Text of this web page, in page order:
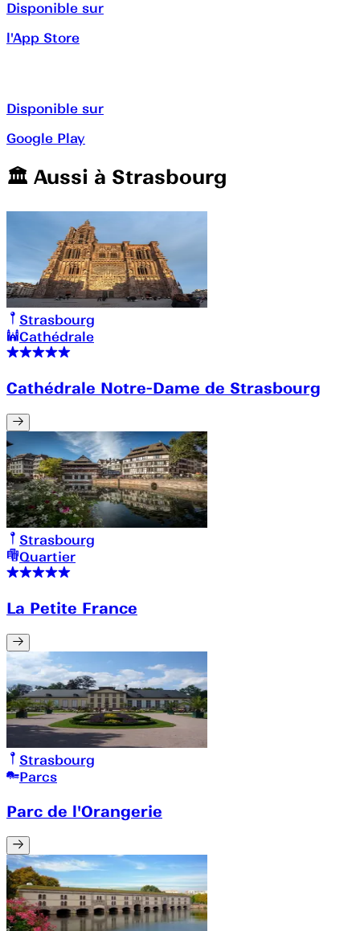
Disponible sur
l'App Store
Disponible sur
Google Play
🏛️️ Aussi à Strasbourg
Strasbourg
Cathédrale
Cathédrale Notre-Dame de Strasbourg
Strasbourg
Quartier
La Petite France
Strasbourg
Parcs
Parc de l'Orangerie